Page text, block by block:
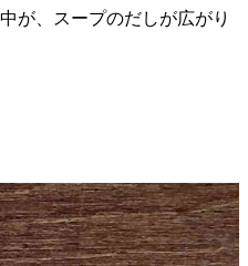
が、スープのだしが広がり